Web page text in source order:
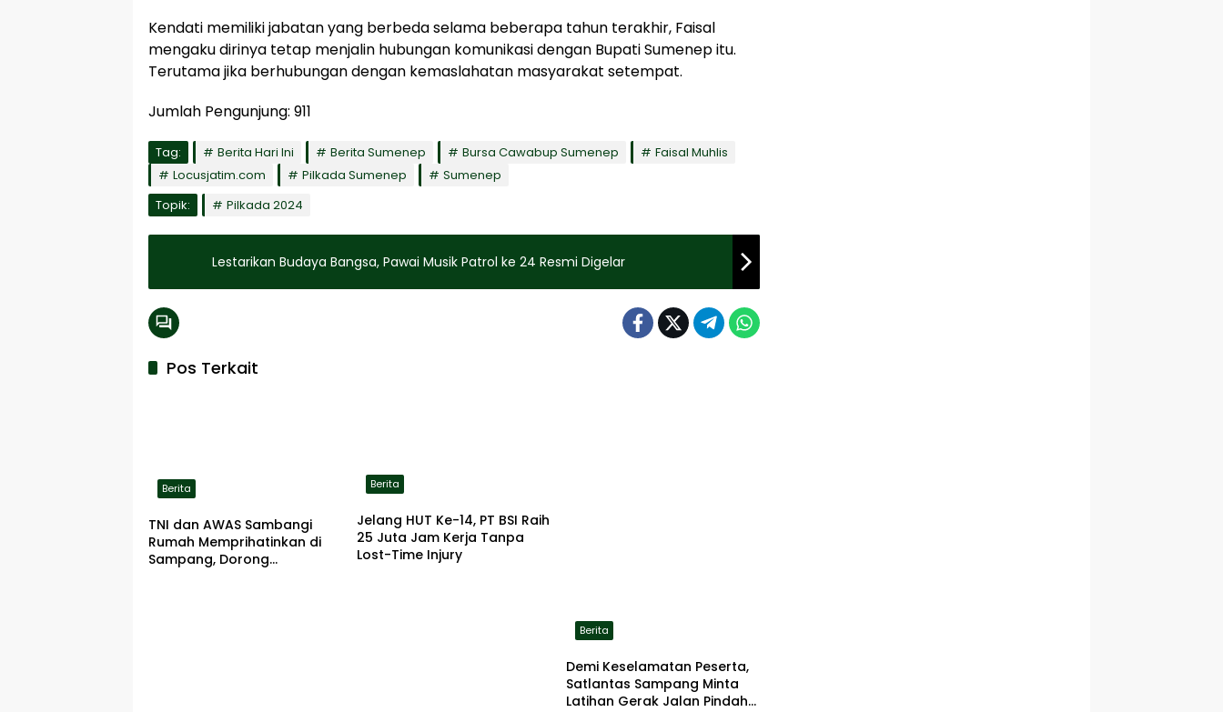
Kendati memiliki jabatan yang berbeda selama beberapa tahun terakhir, Faisal
mengaku dirinya tetap menjalin hubungan komunikasi dengan Bupati Sumenep itu.
Terutama jika berhubungan dengan kemaslahatan masyarakat setempat.
Jumlah Pengunjung: 911
Tag: Berita Hari Ini Berita Sumenep Bursa Cawabup Sumenep
Faisal Muhlis
Locusjatim.com
Pilkada Sumenep
Sumenep
Topik:
Pilkada 2024
Lestarikan Budaya Bangsa, Pawai Musik Patrol ke 24 Resmi Digelar
Pos Terkait
Berita
TNI dan AWAS Sambangi
Rumah Memprihatinkan di
Sampang, Dorong
Berita
Jelang HUT Ke-14, PT BSI Raih
25 Juta Jam Kerja Tanpa
Lost-Time Injury
Berita
Demi Keselamatan Peserta,
Satlantas Sampang Minta
Latihan Gerak Jalan Pindah